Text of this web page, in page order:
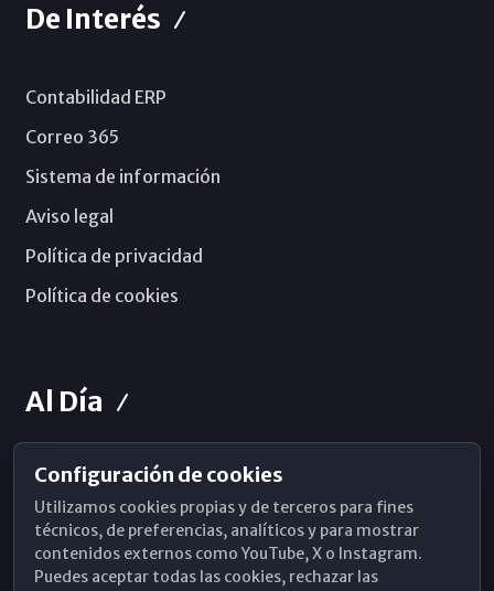
De Interés
Contabilidad ERP
Correo 365
Sistema de información
Aviso legal
Política de privacidad
Política de cookies
Al Día
Horarios de Misa
Hemeroteca
WhatsApp
Configuración de cookies
Utilizamos cookies propias y de terceros para fines
técnicos, de preferencias, analíticos y para mostrar
contenidos externos como YouTube, X o Instagram.
Puedes aceptar todas las cookies, rechazar las